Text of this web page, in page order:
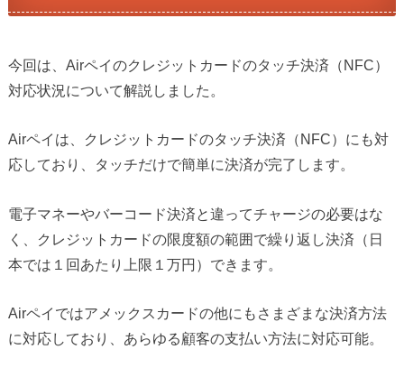
今回は、Airペイのクレジットカードのタッチ決済（NFC）
対応状況について解説しました。
Airペイは、クレジットカードのタッチ決済（NFC）にも対
応しており、タッチだけで簡単に決済が完了します。
電子マネーやバーコード決済と違ってチャージの必要はな
く、クレジットカードの限度額の範囲で繰り返し決済（日
本では１回あたり上限１万円）できます。
Airペイではアメックスカードの他にもさまざまな決済方法
に対応しており、あらゆる顧客の支払い方法に対応可能。